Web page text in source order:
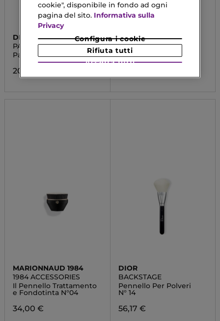
DIEGO DALLA PALMA
PALETTE REFILL VISO
PERSONALIZZABILE
Palette Refill
20,00 €
DIEGO DALLA PALMA
STAY ON ME -
WATERPROOF POWDER
FOUNDATION
Fondotinta SPF20 H24
MARIONNAUD 1984
1984 ACCESSORIES
Il Pennello Trattamento
e Fondotinta N°04
34,00 €
DIOR
BACKSTAGE
Pennello Per Polveri
N° 14
56,17 €
cookie", disponibile in fondo ad ogni
pagina del sito. Informativa sulla
Privacy
Configura i cookie
Rifiuta tutti
Accetta tutti